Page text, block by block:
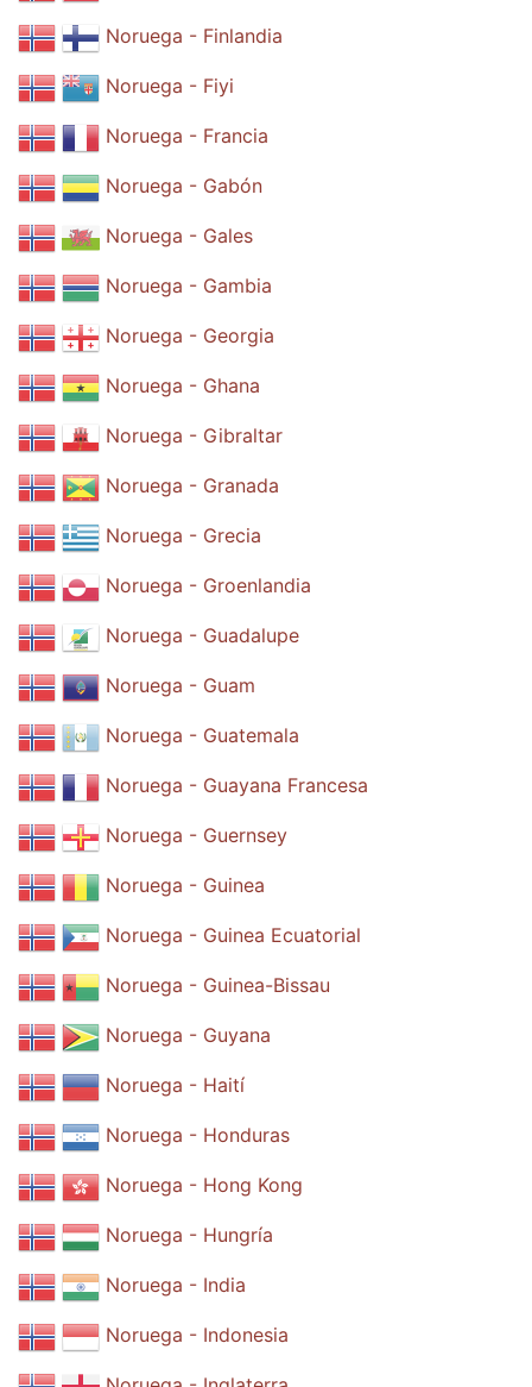
Noruega - Finlandia
Noruega - Fiyi
Noruega - Francia
Noruega - Gabón
Noruega - Gales
Noruega - Gambia
Noruega - Georgia
Noruega - Ghana
Noruega - Gibraltar
Noruega - Granada
Noruega - Grecia
Noruega - Groenlandia
Noruega - Guadalupe
Noruega - Guam
Noruega - Guatemala
Noruega - Guayana Francesa
Noruega - Guernsey
Noruega - Guinea
Noruega - Guinea Ecuatorial
Noruega - Guinea-Bissau
Noruega - Guyana
Noruega - Haití
Noruega - Honduras
Noruega - Hong Kong
Noruega - Hungría
Noruega - India
Noruega - Indonesia